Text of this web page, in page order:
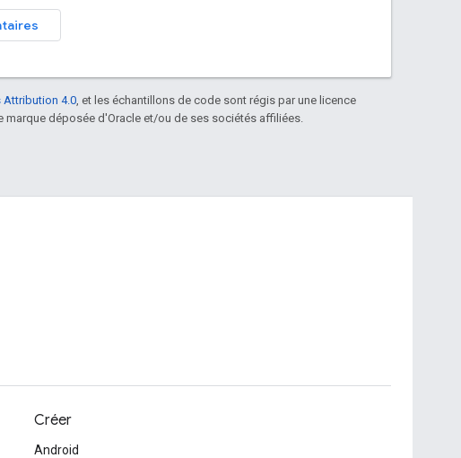
Attribution 4.0 , et les échantillons de code sont régis par une licence
marque déposée d'Oracle et/ou de ses sociétés affiliées.
Créer
Android